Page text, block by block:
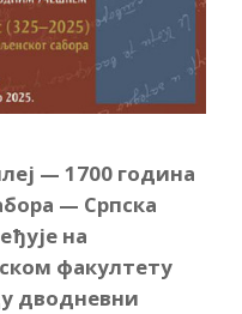
— 1700 година
— Српска
на
факултету
дводневни